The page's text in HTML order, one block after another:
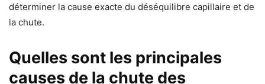
déterminer la cause exacte du déséquilibre capillaire et de
la chute.
Quelles sont les principales
causes de la chute des